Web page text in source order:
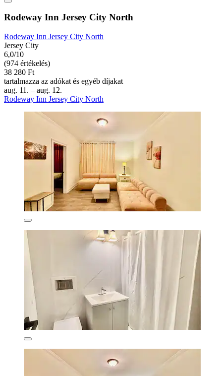
Rodeway Inn Jersey City North
Rodeway Inn Jersey City North
Jersey City
6,0/10
(974 értékelés)
38 280 Ft
tartalmazza az adókat és egyéb díjakat
aug. 11. – aug. 12.
Rodeway Inn Jersey City North